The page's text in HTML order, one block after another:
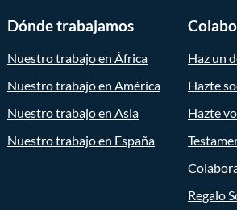
Dónde trabajamos
Nuestro trabajo en África
Nuestro trabajo en América
Nuestro trabajo en Asia
Nuestro trabajo en España
Haz un
Hazte
Hazte
Regalo